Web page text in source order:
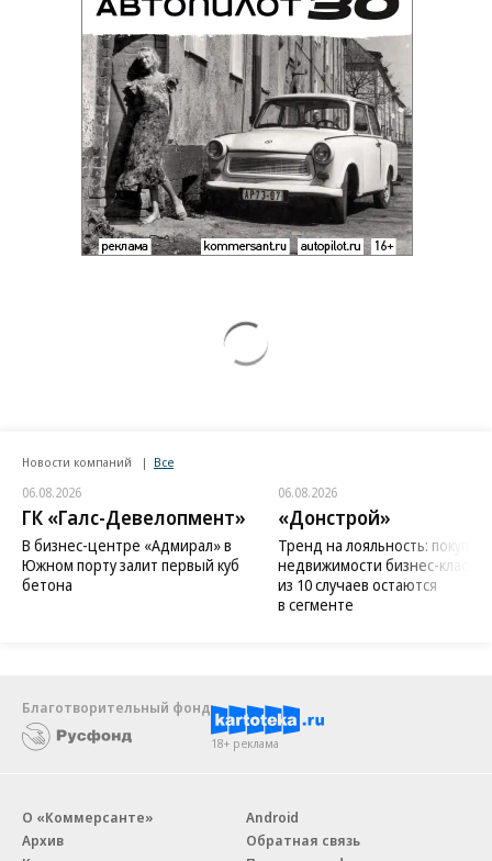
Новости компаний Все
06.08.2026
ГК «Галс-Девелопмент»
В бизнес-центре «Адмирал» в
Южном порту залит первый куб
бетона
06.08.2026
«Донстрой»
Тренд на лояльность:
недвижимости бизнес-класса
из 10 случаев остаются
в сегменте
Благотворительный фонд
18+ реклама
О «Коммерсанте»
Архив
Android
Обратная связь